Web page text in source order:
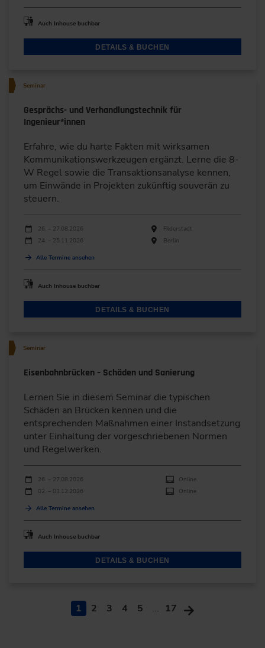
Auch Inhouse buchbar
DETAILS & BUCHEN
Seminar
Gesprächs- und Verhandlungstechnik für
Ingenieur*innen
Erfahre, wie du harte Fakten mit wirksamen
Kommunikationswerkzeugen ergänzt. Lerne die 8-
W Regel sowie die Transaktionsanalyse kennen,
um Einwände in Projekten zukünftig souverän zu
steuern.
Durchführungen
Veranstaltungsdatum
26. – 27.08.2026
Filderstadt
24. – 25.11.2026
Berlin
Alle Termine ansehen
Auch Inhouse buchbar
DETAILS & BUCHEN
Seminar
Eisenbahnbrücken – Schäden und Sanierung
Lernen Sie in diesem Seminar die typischen
Schäden an Brücken kennen und die
entsprechenden Maßnahmen einer Instandsetzung
unter Einhaltung der vorgeschriebenen Normen
und Regelwerken.
Durchführungen
Veranstaltungsdatum
26. – 27.08.2026
Online
02. – 03.12.2026
Online
Alle Termine ansehen
Auch Inhouse buchbar
DETAILS & BUCHEN
1 2 3 4 5 ... 17